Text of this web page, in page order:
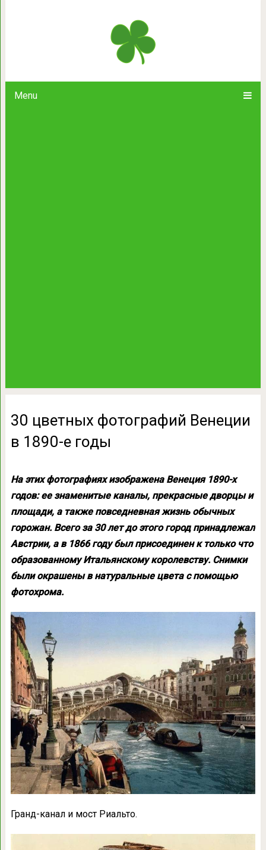
Menu
30 цветных фотографий
30 цветных фотографий Венеции
в 1890-е годы
На этих фотографиях изображена Венеция 1890-х
годов: ее знаменитые каналы, прекрасные дворцы и
площади, а также повседневная жизнь обычных
горожан. Всего за 30 лет до этого город принадлежал
Австрии, а в 1866 году был присоединен к только что
образованному Итальянскому королевству. Снимки
были окрашены в натуральные цвета с помощью
фотохрома.
Гранд-канал и мост Риальто.